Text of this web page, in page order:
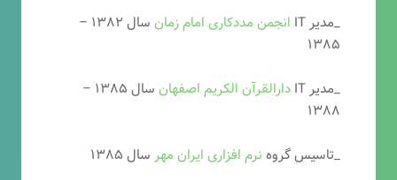
_مدیر IT انجمن مددکاری امام زمان
سال ۱۳۸۲ –
۱۳۸۵
_مدیر IT
دارالقرآن الکریم اصفهان
سال ۱۳۸۵ –
۱۳۸۸
_تاسیس گروه نرم افزاری ایران مهر سال ۱۳۸۵